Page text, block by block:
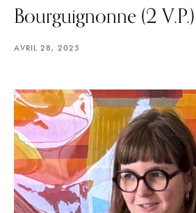
Bourguignonne (2 V.P.)
AVRIL 28, 2025